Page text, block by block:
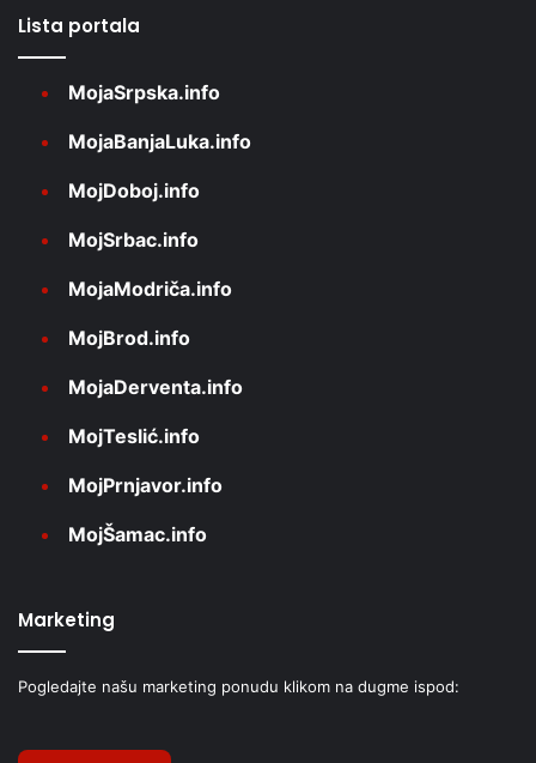
Lista portala
MojaSrpska.info
MojaBanjaLuka.info
MojDoboj.info
MojSrbac.info
MojaModriča.info
MojBrod.info
MojaDerventa.info
MojTeslić.info
MojPrnjavor.info
MojŠamac.info
Marketing
Pogledajte našu marketing ponudu klikom na dugme ispod: